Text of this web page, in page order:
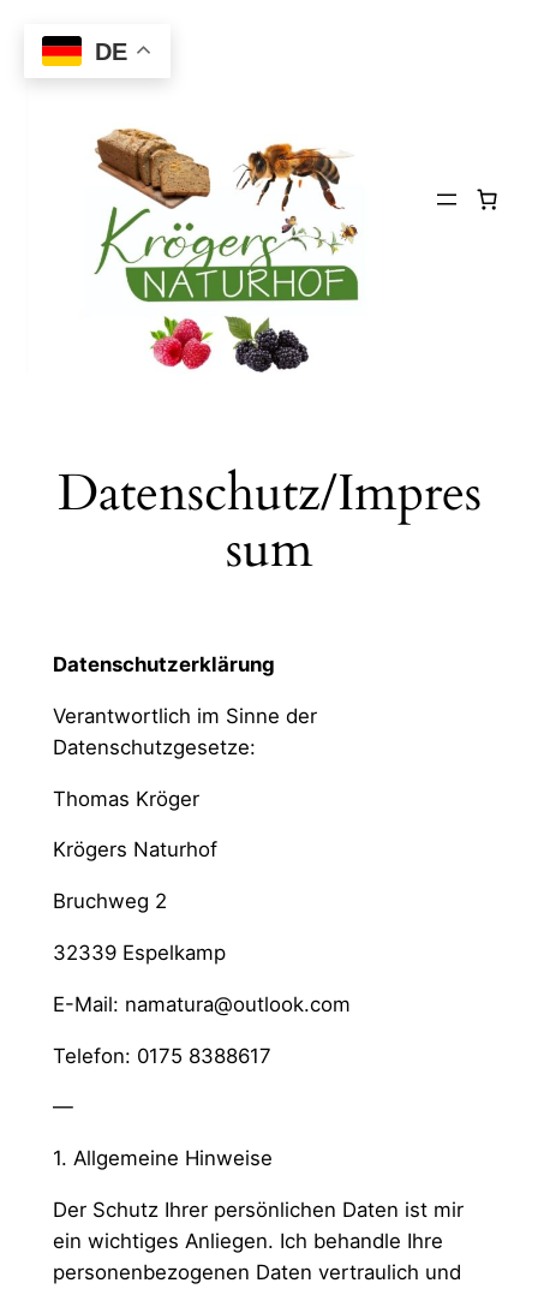
Inhalt
Datenschutz/Impres
sum
Datenschutzerklärung
Verantwortlich im Sinne der
Datenschutzgesetze:
Thomas Kröger
Krögers Naturhof
Bruchweg 2
32339 Espelkamp
E-Mail: namatura@outlook.com
Telefon: 0175 8388617
—
1. Allgemeine Hinweise
Der Schutz Ihrer persönlichen Daten ist mir
ein wichtiges Anliegen. Ich behandle Ihre
personenbezogenen Daten vertraulich und
DE